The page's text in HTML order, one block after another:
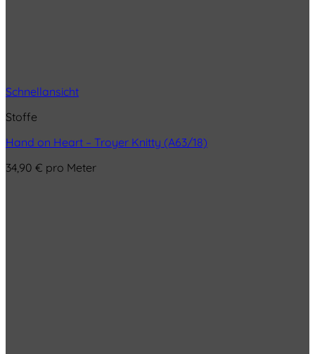
Schnellansicht
Stoffe
Hand on Heart – Troyer Knitty (A63/18)
34,90 € pro Meter